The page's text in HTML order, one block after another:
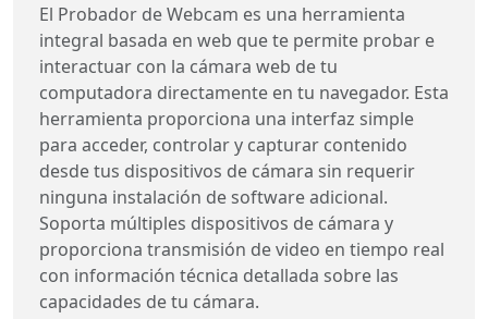
El Probador de Webcam es una herramienta
integral basada en web que te permite probar e
interactuar con la cámara web de tu
computadora directamente en tu navegador. Esta
herramienta proporciona una interfaz simple
para acceder, controlar y capturar contenido
desde tus dispositivos de cámara sin requerir
ninguna instalación de software adicional.
Soporta múltiples dispositivos de cámara y
proporciona transmisión de video en tiempo real
con información técnica detallada sobre las
capacidades de tu cámara.